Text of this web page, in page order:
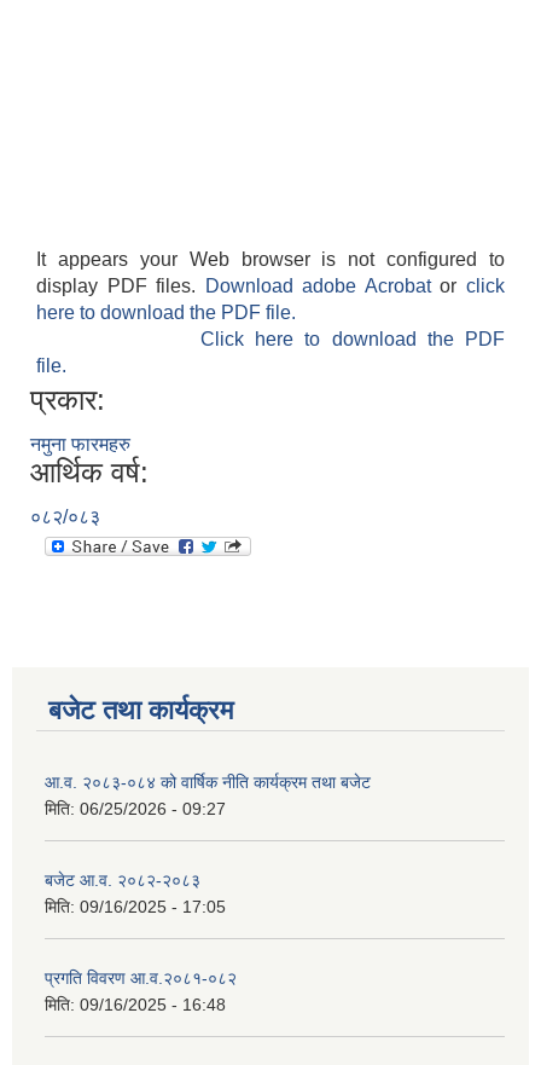
It appears your Web browser is not configured to
display PDF files.
Download adobe Acrobatorclick
here to download the PDF file.
Click here to download the PDF
file.
प्रकार:
नमुना फारमहरु
आर्थिक वर्ष:
०८२/०८३
बजेट तथा कार्यक्रम
आ.व. २०८३-०८४ को वार्षिक नीति कार्यक्रम तथा बजेट
मिति: 06/25/2026 - 09:27
बजेट आ.व. २०८२-२०८३
मिति: 09/16/2025 - 17:05
प्रगति विवरण आ.व.२०८१-०८२
मिति: 09/16/2025 - 16:48